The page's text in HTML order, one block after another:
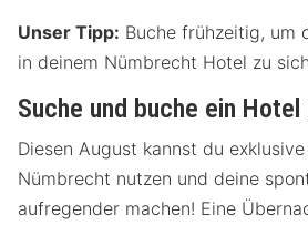
Unser Tipp: Buche frühzeitig, um
in deinem Nümbrecht Hotel zu
Suche und buche ein
Diesen August kannst du
Nümbrecht nutzen und deine
aufregender machen! Eine